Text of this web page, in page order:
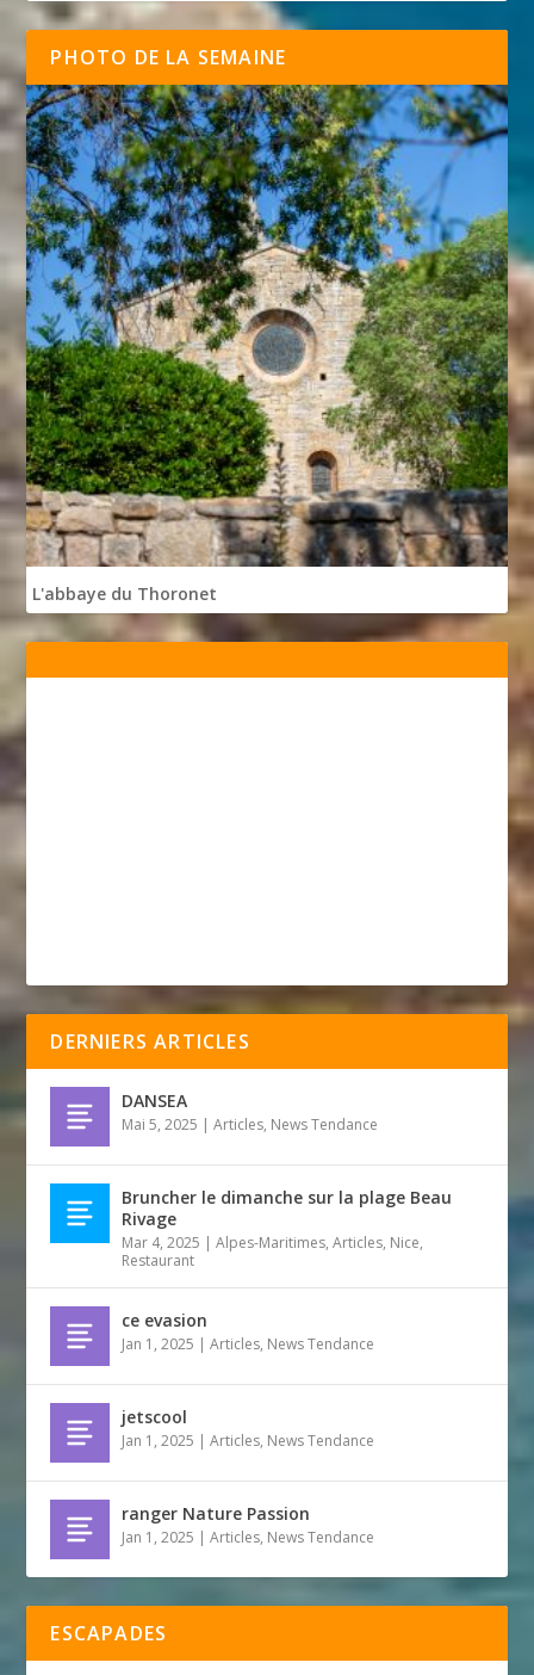
PHOTO DE LA SEMAINE
L'abbaye du Thoronet
DERNIERS ARTICLES
DANSEA
Mai 5, 2025 |Articles, News Tendance
Bruncher le dimanche sur la plage Beau
Rivage
Mar 4, 2025 |Alpes-Maritimes,Articles, Nice,
Restaurant
ce evasion
Jan 1, 2025 |Articles, News Tendance
jetscool
Jan 1, 2025 |Articles, News Tendance
ranger Nature Passion
Jan 1, 2025 |Articles, News Tendance
ESCAPADES